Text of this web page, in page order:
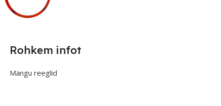
Rohkem infot
Mängu reeglid